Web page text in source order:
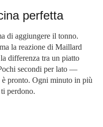
perfetta
di aggiungere il tonno.
la reazione di Maillard
differenza tra un piatto
secondi per lato —
pronto. Ogni minuto in più
perdono.